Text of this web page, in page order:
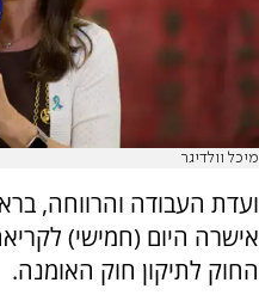
מיכל וולדיגר
ועדת העבודה והרווחה,
אישרה היום (חמישי)
החוק לתיקון חוק האומנה.